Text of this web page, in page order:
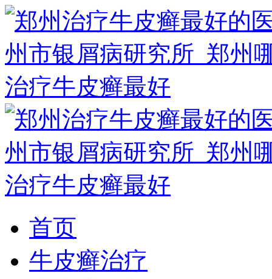
首页
牛皮癣治疗